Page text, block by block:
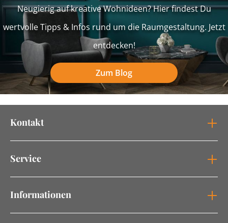
Neugierig auf kreative Wohnideen? Hier findest Du
wertvolle Tipps & Infos rund um die Raumgestaltung. Jetzt
entdecken!
Zum Blog
Kontakt
Service
Informationen